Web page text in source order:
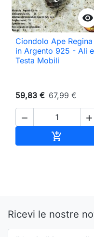

Ciondolo Ape Regina
in Argento 925 - Ali e
Testa Mobili
59,83 € 67,99 €
 

Ricevi le nostre